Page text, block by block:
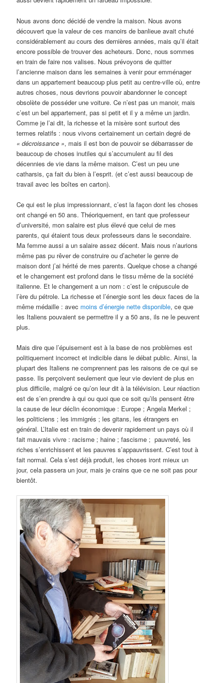
Nous avons donc décidé de vendre la maison. Nous avons
découvert que la valeur de ces manoirs de banlieue avait chuté
considérablement au cours des dernières années, mais qu’il était
encore possible de trouver des acheteurs. Donc, nous sommes
en train de faire nos valises. Nous prévoyons de quitter
l’ancienne maison dans les semaines à venir pour emménager
dans un appartement beaucoup plus petit au centre-ville où, entre
autres choses, nous devrions pouvoir abandonner le concept
obsolète de posséder une voiture. Ce n’est pas un manoir, mais
c’est un bel appartement, pas si petit et il y a même un jardin.
Comme je l’ai dit, la richesse et la misère sont surtout des
termes relatifs : nous vivons certainement un certain degré de
«décroissance », mais il est bon de pouvoir se débarrasser de
beaucoup de choses inutiles qui s’accumulent au fil des
décennies de vie dans la même maison. C’est un peu une
catharsis, ça fait du bien à l’esprit. (et c’est aussi beaucoup de
travail avec les boîtes en carton).
Ce qui est le plus impressionnant, c’est la façon dont les choses
ont changé en 50 ans. Théoriquement, en tant que professeur
d’université, mon salaire est plus élevé que celui de mes
parents, qui étaient tous deux professeurs dans le secondaire.
Ma femme aussi a un salaire assez décent. Mais nous n’aurions
même pas pu rêver de construire ou d’acheter le genre de
maison dont j’ai hérité de mes parents. Quelque chose a changé
et le changement est profond dans le tissu même de la société
italienne. Et le changement a un nom : c’est le crépuscule de
l’ère du pétrole. La richesse et l’énergie sont les deux faces de la
même médaille : avec moins d’énergie nette disponible, ce que
les Italiens pouvaient se permettre il y a 50 ans, ils ne le peuvent
plus.
Mais dire que l’épuisement est à la base de nos problèmes est
politiquement incorrect et indicible dans le débat public. Ainsi, la
plupart des Italiens ne comprennent pas les raisons de ce qui se
passe. Ils perçoivent seulement que leur vie devient de plus en
plus difficile, malgré ce qu’on leur dit à la télévision. Leur réaction
est de s’en prendre à qui ou quoi que ce soit qu’ils pensent être
la cause de leur déclin économique : Europe ; Angela Merkel ;
les politiciens ; les immigrés ; les gitans, les étrangers en
général. L’Italie est en train de devenir rapidement un pays où il
fait mauvais vivre : racisme ; haine ; fascisme ; pauvreté, les
riches s’enrichissent et les pauvres s’appauvrissent. C’est tout à
fait normal. Cela s’est déjà produit, les choses iront mieux un
jour, cela passera un jour, mais je crains que ce ne soit pas pour
bientôt.